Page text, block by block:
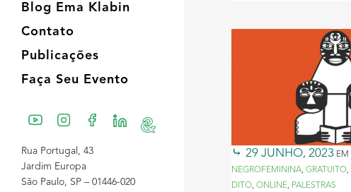
Blog Ema Klabin
Contato
Publicações
Faça Seu Evento
Rua Portugal, 43
Jardim Europa
São Paulo, SP – 01446-020
29 JUNHO, 2023 EM
NEGROFEMININA, GRATUITO,
DITO, ONLINE, PALESTRAS